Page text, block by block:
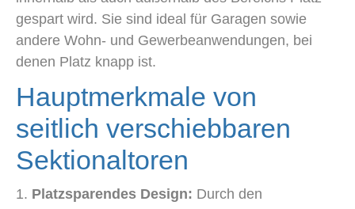
gespart wird. Sie sind ideal für Garagen sowie
andere Wohn- und Gewerbeanwendungen, bei
denen Platz knapp ist.
Hauptmerkmale von
seitlich verschiebbaren
Sektionaltoren
Platzsparendes Design: Durch den